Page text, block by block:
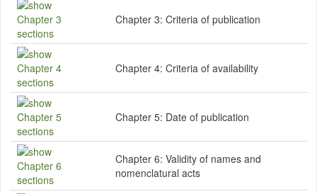
Chapter 3: Criteria of publication
Chapter 4: Criteria of availability
Chapter 5: Date of publication
Chapter 6: Validity of names and
nomenclatural acts